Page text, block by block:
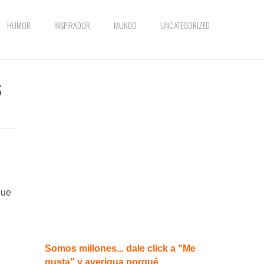
HUMOR INSPIRADOR MUNDO UNCATEGORIZED
Somos millones... dale click a "Me
gusta" y averigua porqué